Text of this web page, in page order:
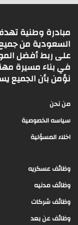
مبادرة وطنية
السعودية من
على ربط أفضل
في بناء مسيرة
نؤمن بأن الجميع
من نحن
سياسه الخصوصية
اخلاء المسؤلية
وظائف عسكريه
وظائف مدنيه
وظائف شركات
وظائف عن بعد